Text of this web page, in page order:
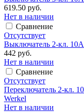
619.50 руб.
Нет в наличии
Сравнение
Отсутствует
Выключатель 2-кл.
442 руб.
Нет в наличии
Сравнение
Отсутствует
Переключатель 2-кл.
Werkel
Нет в наличии